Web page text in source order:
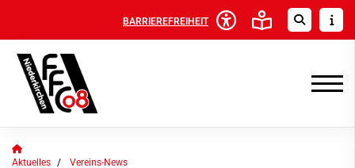
BARRIEREFREIHEIT
Aktuelles
Vereins-News